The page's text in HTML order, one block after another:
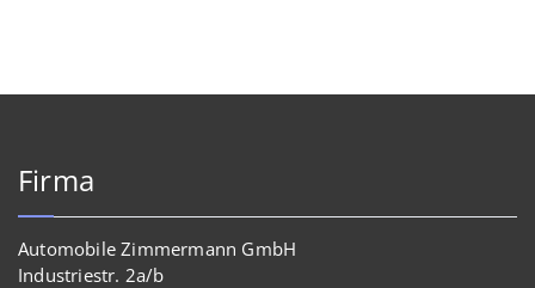
Firma
Automobile Zimmermann GmbH
Industriestr. 2a/b